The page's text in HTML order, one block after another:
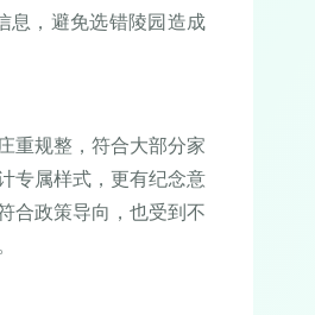
息，避免选错陵园造成
重规整，符合大部分家
专属样式，更有纪念意
合政策导向，也受到不